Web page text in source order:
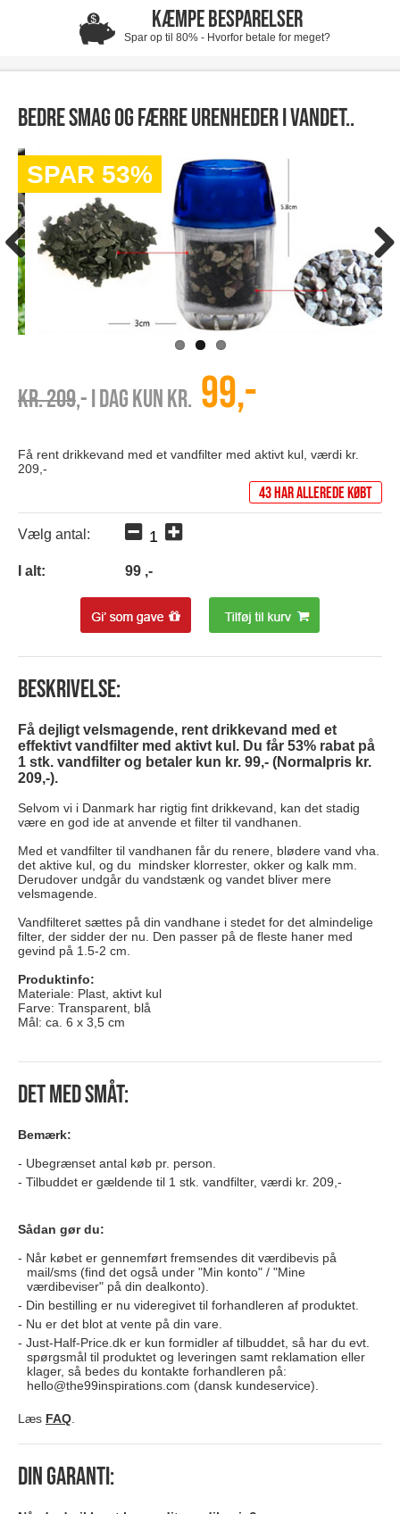
KÆMPE BESPARELSER
Spar op til 80% - Hvorfor betale for meget?
Bedre smag og færre urenheder i vandet..
SPAR 53%
Kr. 209,- I dag kun kr. 99,-
Få rent drikkevand med et vandfilter med aktivt kul, værdi kr.
209,-
43 har allerede købt
Vælg antal:
I alt: 99 ,-
Beskrivelse:
Få dejligt velsmagende, rent drikkevand med et
effektivt vandfilter med aktivt kul. Du får 53% rabat på
1 stk. vandfilter og betaler kun kr. 99,- (Normalpris kr.
209,-).
Selvom vi i Danmark har rigtig fint drikkevand, kan det stadig
være en god ide at anvende et filter til vandhanen.
Med et vandfilter til vandhanen får du renere, blødere vand vha.
det aktive kul, og du mindsker klorrester, okker og kalk mm.
Derudover undgår du vandstænk og vandet bliver mere
velsmagende.
Vandfilteret sættes på din vandhane i stedet for det almindelige
filter, der sidder der nu. Den passer på de fleste haner med
gevind på 1.5-2 cm.
Produktinfo:
Materiale: Plast, aktivt kul
Farve: Transparent, blå
Mål: ca. 6 x 3,5 cm
Det med småt:
Bemærk:
Ubegrænset antal køb pr. person.
Tilbuddet er gældende til 1 stk. vandfilter, værdi kr. 209,-
Sådan gør du:
Når købet er gennemført fremsendes dit værdibevis på
mail/sms (find det også under "Min konto" / "Mine
værdibeviser" på din dealkonto).
Din bestilling er nu videregivet til forhandleren af produktet.
Nu er det blot at vente på din vare.
Just-Half-Price.dk er kun formidler af tilbuddet, så har du evt.
spørgsmål til produktet og leveringen samt reklamation eller
klager, så bedes du kontakte forhandleren på:
hello@the99inspirations.com (dansk kundeservice).
Læs FAQ.
Din garanti: